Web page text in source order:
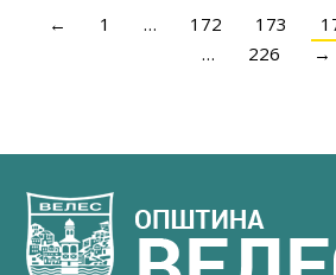
← 1 … 172 173
…
226 →